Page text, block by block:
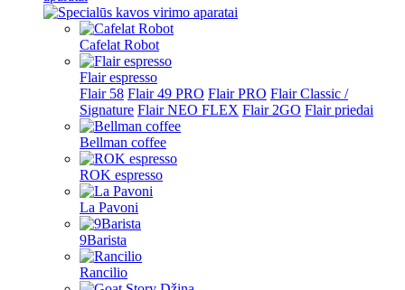
Cafelat Robot
Flair espresso
Flair 58 Flair 49 PRO Flair PRO Flair Classic /
Signature Flair NEO FLEX Flair 2GO Flair priedai
Bellman coffee
ROK espresso
La Pavoni
9Barista
Rancilio